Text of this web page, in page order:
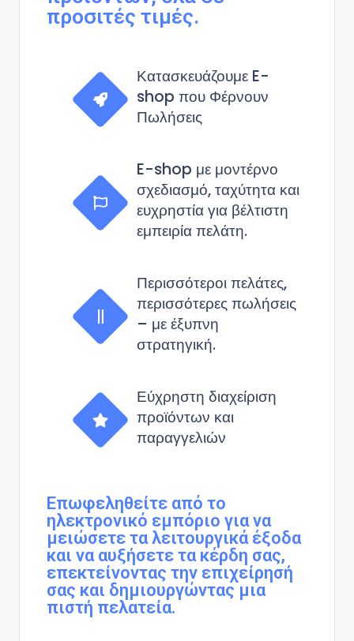
προσιτές τιμές.
Κατασκευάζουμε E-
shop που Φέρνουν
Πωλήσεις
E-shop με μοντέρνο
σχεδιασμό, ταχύτητα και
ευχρηστία για βέλτιστη
εμπειρία πελάτη.
Περισσότεροι πελάτες,
περισσότερες πωλήσεις
– με έξυπνη
στρατηγική.
Εύχρηστη διαχείριση
προϊόντων και
παραγγελιών
Επωφεληθείτε από το
ηλεκτρονικό εμπόριο για να
μειώσετε τα λειτουργικά έξοδα
και να αυξήσετε τα κέρδη σας,
επεκτείνοντας την επιχείρησή
σας και δημιουργώντας μια
πιστή πελατεία.